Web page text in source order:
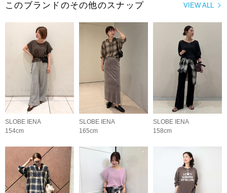
VIEW ALL
このブランドのその他のスナップ
SLOBE IENA
154cm
SLOBE IENA
165cm
SLOBE IENA
158cm